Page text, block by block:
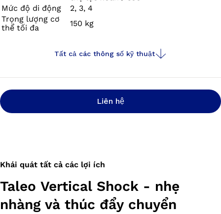
tác động cảm nhận được khi đánh gót hoặc trong các
tình huống như đi xuống cầu thang.
Mức độ di động
2, 3, 4
Trọng lượng cơ
thể tối đa
150 kg
Tất cả các thông số kỹ thuật
Liên hệ
Khái quát tất cả các lợi ích
Taleo Vertical Shock - nhẹ
nhàng và thúc đẩy chuyển